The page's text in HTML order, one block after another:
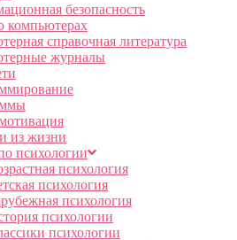
безопасность
компьютерах
справочная литература
журналы
из жизни
психологии
психология
психология
психология
психологии
психологии